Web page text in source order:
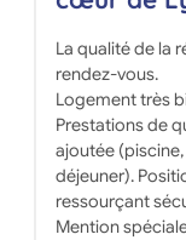
La qualité de la
rendez-vous.
Logement très
Prestations de
ajoutée
déjeuner).
ressourçant
Mention